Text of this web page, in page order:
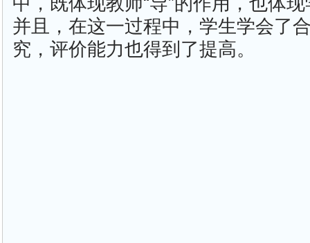
并且，在这一过程中，学生学会了
究，评价能力也得到了提高。